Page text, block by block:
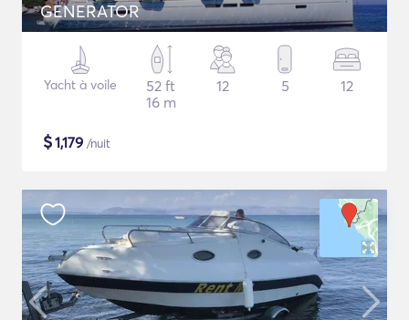
GENERATOR
Yacht à voile
52 ft
16 m
12 5 12
$1,179 /nuit